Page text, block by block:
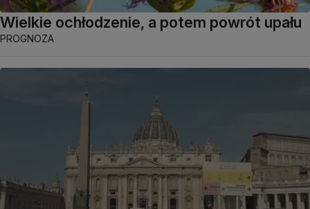
Wielkie ochłodzenie, a potem powrót upału
PROGNOZA